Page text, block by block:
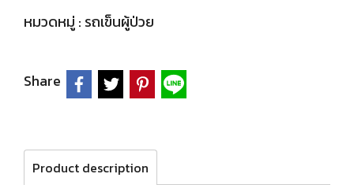
หมวดหมู่ : รถเข็นผู้ป่วย
Share
Product description